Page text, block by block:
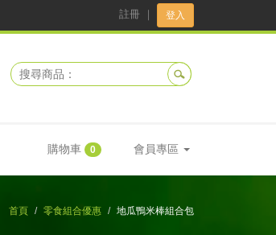
註冊 登入
購物車 0 會員專區
首頁 零食組合優惠 地瓜鴨米棒組合包